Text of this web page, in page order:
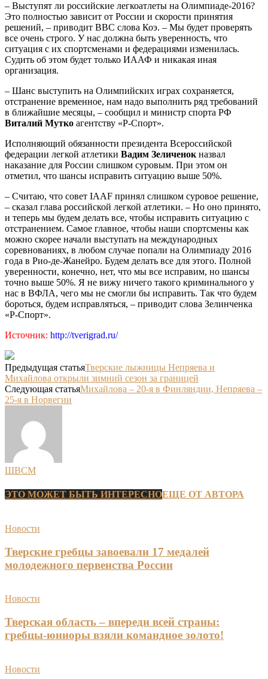
– Выступят ли российские легкоатлеты на Олимпиаде-2016?
Это полностью зависит от России и скорости принятия
решений, – приводит ВВС слова Коэ. – Мы будет проверять
все очень строго. У нас должна быть уверенность, что
ситуация с их спортсменами и федерациями изменилась.
Судить об этом будет только ИААФ и никакая иная
организация.
– Шанс выступить на Олимпийских играх сохраняется,
отстранение временное, нам надо выполнить ряд требований
в ближайшие месяцы, – сообщил и министр спорта РФ
Виталий Мутко агентству «Р-Спорт».
Исполняющий обязанности президента Всероссийской
федерации легкой атлетики Вадим Зеличенок назвал
наказание для России слишком суровым. При этом он
отметил, что шансы исправить ситуацию выше 50%.
– Считаю, что совет IAAF принял слишком суровое решение,
– сказал глава российской легкой атлетики. – Но оно принято,
и теперь мы будем делать все, чтобы исправить ситуацию с
отстранением. Самое главное, чтобы наши спортсмены как
можно скорее начали выступать на международных
соревнованиях, в любом случае попали на Олимпиаду 2016
года в Рио-де-Жанейро. Будем делать все для этого. Полной
уверенности, конечно, нет, что мы все исправим, но шансы
точно выше 50%. Я не вижу ничего такого криминального у
нас в ВФЛА, чего мы не смогли бы исправить. Так что будем
бороться, будем исправляться, – приводит слова Зелинченка
«Р-Спорт».
Источник: http://tverigrad.ru/
Предыдущая статьяТверские лыжницы Непряева и
Михайлова открыли зимний сезон за границей
Следующая статьяМихайлова – 20-я в Финляндии, Непряева –
25-я в Норвегии
ШВСМ
ЭТО МОЖЕТ БЫТЬ ИНТЕРЕСНОЕЩЕ ОТ АВТОРА
Новости
Тверские гребцы завоевали 17 медалей
молодежного первенства России
Новости
Тверская область – впереди всей страны:
гребцы-юниоры взяли командное золото!
Новости